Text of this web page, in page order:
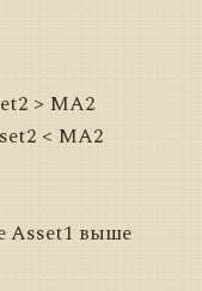
> MA2
< MA2
Asset1 выше